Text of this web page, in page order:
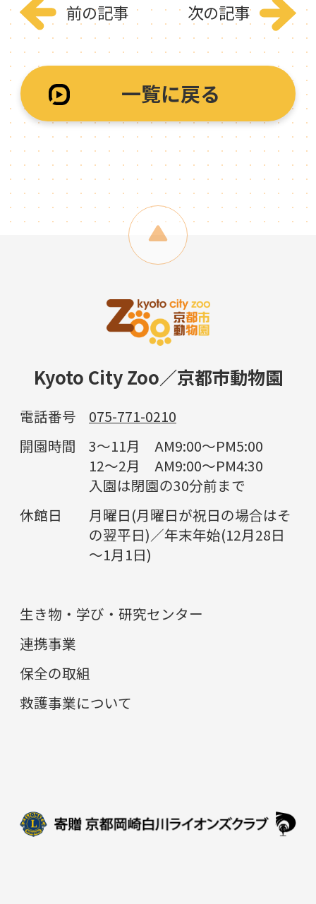
前の記事
一覧に戻る
次の記事
Kyoto City Zoo／京都市動物園
電話番号
075-771-0210
開園時間
3～11月 AM9:00～PM5:00
12～2月 AM9:00～PM4:30
入園は閉園の30分前まで
休館日
月曜日(月曜日が祝日の場合はそ
の翌平日)／年末年始(12月28日
～1月1日)
生き物・学び・研究センター
連携事業
保全の取組
救護事業について